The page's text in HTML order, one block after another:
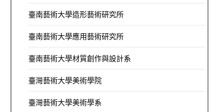
臺南藝術大學造形藝術研究所
臺南藝術大學應用藝術研究所
臺南藝術大學材質創作與設計系
臺灣藝術大學美術學院
臺灣藝術大學美術學系